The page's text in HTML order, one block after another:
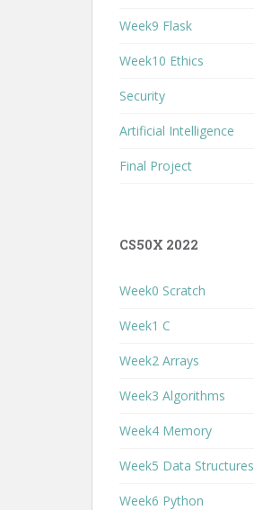
Week9 Flask
Week10 Ethics
Security
Artificial Intelligence
Final Project
CS50X 2022
Week0 Scratch
Week1 C
Week2 Arrays
Week3 Algorithms
Week4 Memory
Week5 Data Structures
Week6 Python